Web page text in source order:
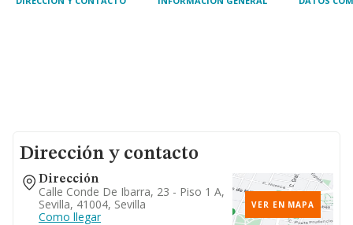
Dirección y contacto
Dirección
Calle Conde De Ibarra, 23 - Piso 1 A,
Sevilla, 41004, Sevilla
Como llegar
VER EN MAPA